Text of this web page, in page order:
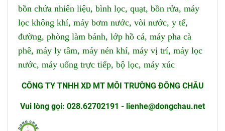
bồn chứa nhiên liệu, bình lọc, quạt, bồn rửa, máy
lọc không khí, máy bơm nước, vòi nước, y tế,
đường, phòng làm bánh, lớp hồ cá, máy pha cà
phê, máy ly tâm, máy nén khí, máy vị trí, máy lọc
nước, máy uống trực tiếp, bộ lọc, máy xúc
CÔNG TY TNHH XD MT MÔI TRƯỜNG ĐÔNG CHÂU
Vui lòng gọi: 028.62702191 - lienhe@dongchau.net